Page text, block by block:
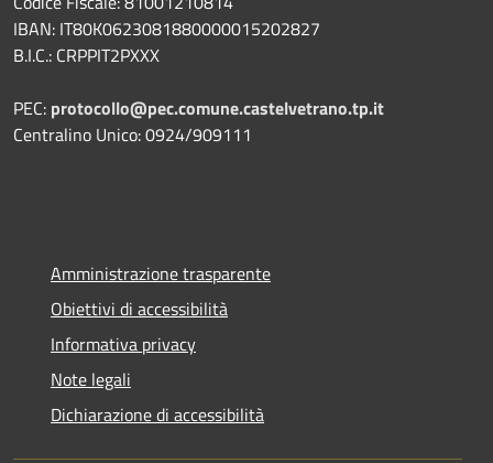
IBAN: IT80K0623081880000015202827
B.I.C.: CRPPIT2PXXX
PEC: protocollo@pec.comune.castelvetrano.tp.it
Centralino Unico: 0924/909111
Amministrazione trasparente
Obiettivi di accessibilità
Informativa privacy
Note legali
Dichiarazione di accessibilità